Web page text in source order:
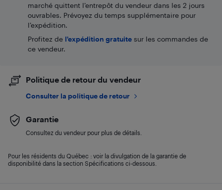
marché quittent l’entrepôt du vendeur dans les 2 jours
ouvrables. Prévoyez du temps supplémentaire pour
l’expédition.
Profitez de l'expédition gratuite sur les commandes de
ce vendeur.
Politique de retour du vendeur
Consulter la politique de retour
Garantie
Consultez du vendeur pour plus de détails.
Pour les résidents du Québec : voir la divulgation de la garantie de
disponibilité dans la section Spécifications ci-dessous.